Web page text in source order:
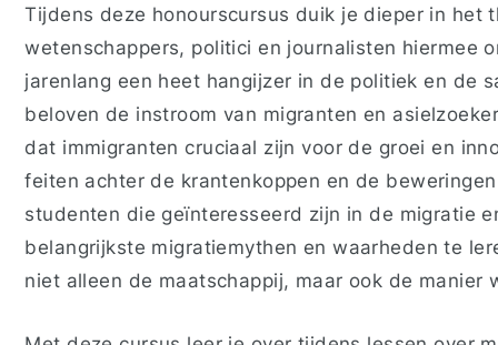
Tijdens deze honourscursus duik je dieper in het
wetenschappers, politici en journalisten hiermee
jarenlang een heet hangijzer in de politiek en de
beloven de instroom van migranten en
dat immigranten cruciaal zijn voor de groei en
feiten achter de krantenkoppen en de
studenten die geïnteresseerd zijn in de migratie
belangrijkste migratiemythen en waarheden te
niet alleen de maatschappij, maar ook de